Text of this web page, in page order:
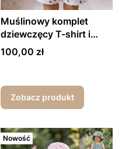
Muślinowy komplet
dziewczęcy T-shirt i
krótkie spodenki
Poziomki
Cena
100,00 zł
Zobacz produkt
Nowość